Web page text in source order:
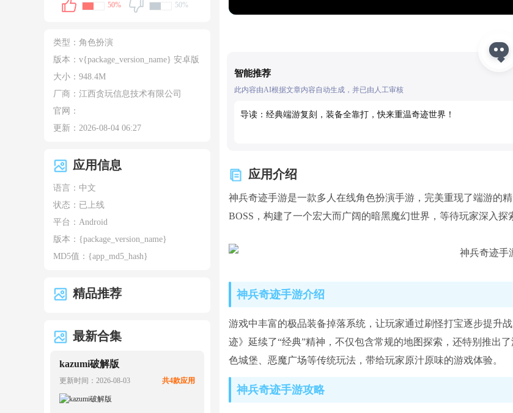
50% 50%
类型： 角色扮演
版本：v{package_version_name} 安卓版
大小： 948.4M
厂商：江西贪玩信息技术有限公司
官网：
更新： 2026-08-04 06:27
应用信息
语言：中文
状态：已上线
平台：Android
版本： {package_version_name}
MD5值： {app_md5_hash}
精品推荐
最新合集
kazumi破解版
更新时间：2026-08-03 共4款应用
智能推荐
此内容由AI根据文章内容自动生成，并已由人工审核
导读：经典端游复刻，装备全靠打，快来重温奇迹世界！
应用介绍
神兵奇迹手游是一款多人在线角色扮演手游，完美重现了端游的
BOSS，构建了一个宏大而广阔的暗黑魔幻世界，等待玩家深入探
神兵奇迹手游介绍
游戏中丰富的极品装备掉落系统，让玩家通过刷怪打宝逐步提升
迹》延续了“经典”精神，不仅包含常规的地图探索，还特别推出
色城堡、恶魔广场等传统玩法，带给玩家原汁原味的游戏体验。
神兵奇迹手游攻略